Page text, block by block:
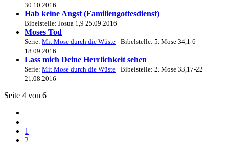
30.10.2016
Hab keine Angst (Familiengottesdienst)
Bibelstelle: Josua 1,9 25.09.2016
Moses Tod
Serie: Mit Mose durch die Wüste | Bibelstelle: 5. Mose 34,1-6
18.09.2016
Lass mich Deine Herrlichkeit sehen
Serie: Mit Mose durch die Wüste | Bibelstelle: 2. Mose 33,17-22
21.08.2016
Seite 4 von 6
1
2